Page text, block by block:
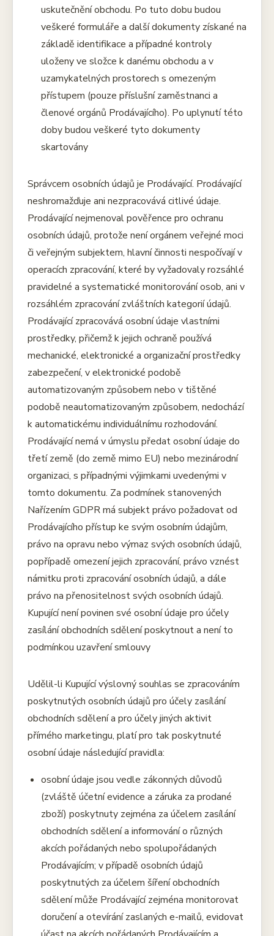
uskutečnění obchodu. Po tuto dobu budou
veškeré formuláře a další dokumenty získané na
základě identifikace a případné kontroly
uloženy ve složce k danému obchodu a v
uzamykatelných prostorech s omezeným
přístupem (pouze příslušní zaměstnanci a
členové orgánů Prodávajícího). Po uplynutí této
doby budou veškeré tyto dokumenty
skartovány
Správcem osobních údajů je Prodávající. Prodávající
neshromažďuje ani nezpracovává citlivé údaje.
Prodávající nejmenoval pověřence pro ochranu
osobních údajů, protože není orgánem veřejné moci
či veřejným subjektem, hlavní činnosti nespočívají v
operacích zpracování, které by vyžadovaly rozsáhlé
pravidelné a systematické monitorování osob, ani v
rozsáhlém zpracování zvláštních kategorií údajů.
Prodávající zpracovává osobní údaje vlastními
prostředky, přičemž k jejich ochraně používá
mechanické, elektronické a organizační prostředky
zabezpečení, v elektronické podobě
automatizovaným způsobem nebo v tištěné
podobě neautomatizovaným způsobem, nedochází
k automatickému individuálnímu rozhodování.
Prodávající nemá v úmyslu předat osobní údaje do
třetí země (do země mimo EU) nebo mezinárodní
organizaci, s případnými výjimkami uvedenými v
tomto dokumentu. Za podmínek stanovených
Nařízením GDPR má subjekt právo požadovat od
Prodávajícího přístup ke svým osobním údajům,
právo na opravu nebo výmaz svých osobních údajů,
popřípadě omezení jejich zpracování, právo vznést
námitku proti zpracování osobních údajů, a dále
právo na přenositelnost svých osobních údajů.
Kupující není povinen své osobní údaje pro účely
zasílání obchodních sdělení poskytnout a není to
podmínkou uzavření smlouvy
Udělil-li Kupující výslovný souhlas se zpracováním
poskytnutých osobních údajů pro účely zasílání
obchodních sdělení a pro účely jiných aktivit
přímého marketingu, platí pro tak poskytnuté
osobní údaje následující pravidla:
osobní údaje jsou vedle zákonných důvodů
(zvláště účetní evidence a záruka za prodané
zboží) poskytnuty zejména za účelem zasílání
obchodních sdělení a informování o různých
akcích pořádaných nebo spolupořádaných
Prodávajícím; v případě osobních údajů
poskytnutých za účelem šíření obchodních
sdělení může Prodávající zejména monitorovat
doručení a otevírání zaslaných e-mailů, evidovat